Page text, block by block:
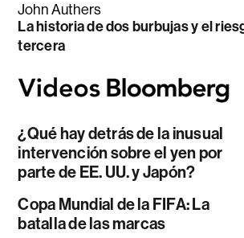
John Authers
La historia de dos burbujas y el
tercera
¿Qué hay detrás de la inusual
intervención sobre el yen por
parte de EE. UU. y Japón?
Copa Mundial de la FIFA: La
batalla de las marcas